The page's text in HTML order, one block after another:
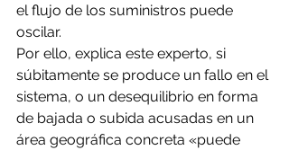
el flujo de los suministros puede
oscilar.
Por ello, explica este experto, si
súbitamente se produce un fallo en el
sistema, o un desequilibrio en forma
de bajada o subida acusadas en un
área geográfica concreta «puede